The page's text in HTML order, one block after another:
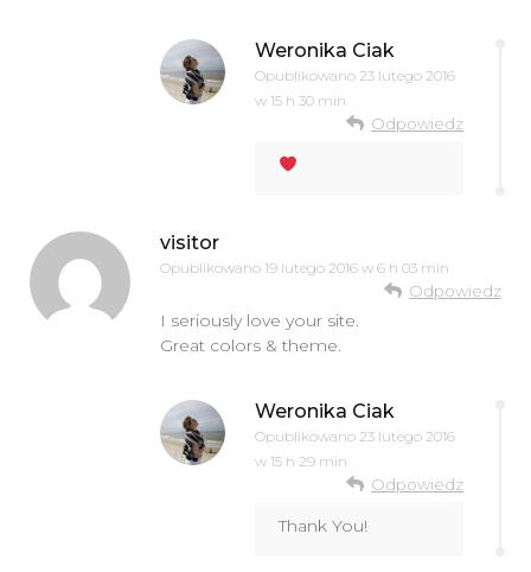
Weronika Ciak
Opublikowano 23 lutego 2016
w 15 h 30 min
Odpowiedz
visitor
Opublikowano 19 lutego 2016 w 6 h 03 min
Odpowiedz
I seriously love your site.
Great colors & theme.
Weronika Ciak
Opublikowano 23 lutego 2016
w 15 h 29 min
Odpowiedz
Thank You!